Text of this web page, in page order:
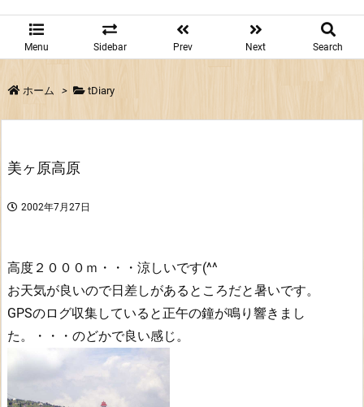
Menu Sidebar Prev Next Search
ホーム > tDiary
美ヶ原高原
2002年7月27日
高度２０００ｍ・・・涼しいです(^^
お天気が良いので日差しがあるところだと暑いです。
GPSのログ収集していると正午の鐘が鳴り響きまし
た。・・・のどかで良い感じ。